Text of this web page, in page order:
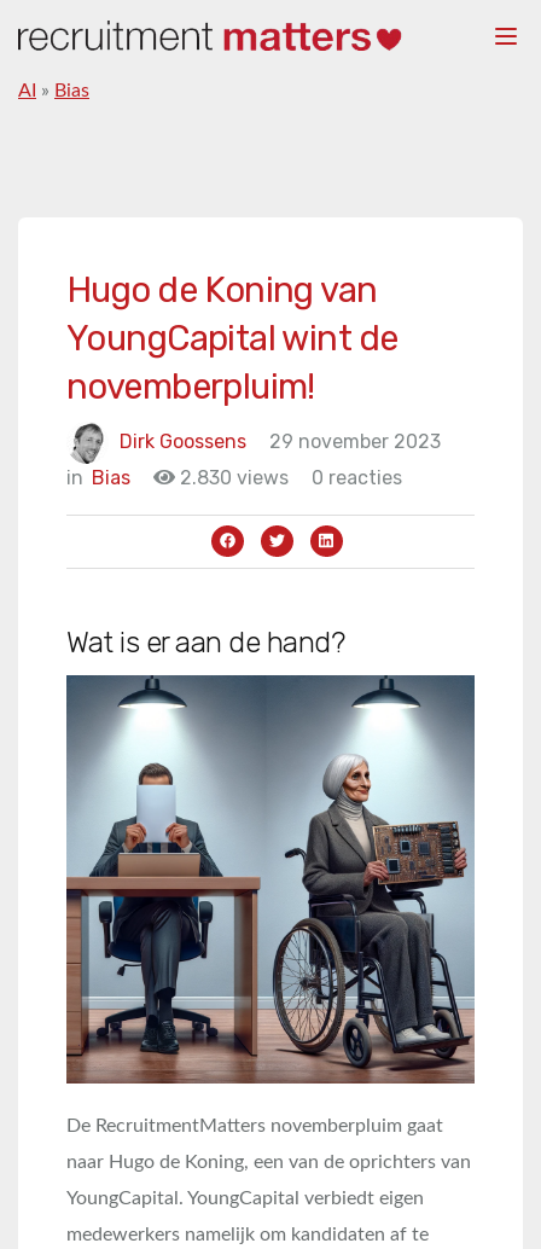
AI » Bias
Hugo de Koning van
YoungCapital wint de
novemberpluim!
Dirk Goossens
29 november 2023
in Bias 2.830 views 0 reacties
Wat is er aan de hand?
De RecruitmentMatters novemberpluim gaat
naar Hugo de Koning, een van de oprichters van
YoungCapital. YoungCapital verbiedt eigen
medewerkers namelijk om kandidaten af te